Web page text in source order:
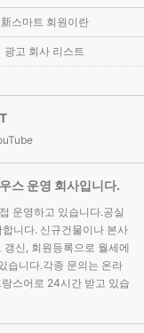
新스마트 회원이란
광고 회사 리스트
스 운영 회사입니다.
운영하고 있습니다.공실
니다. 신규건물이나 본사
신, 회원등록으로 월세에
습니다.각종 문의는 온라
스어로 24시간 받고 있습